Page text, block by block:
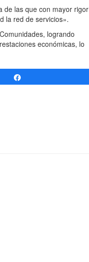
de las que con mayor rigor
la red de servicios».
logrando
económicas, lo